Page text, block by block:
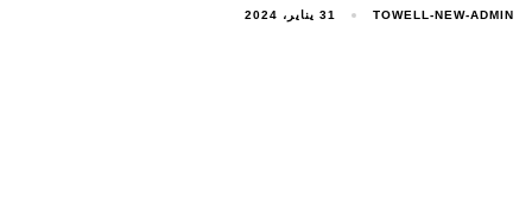
TOWELL-NEW-ADMIN 31 يناير، 2024